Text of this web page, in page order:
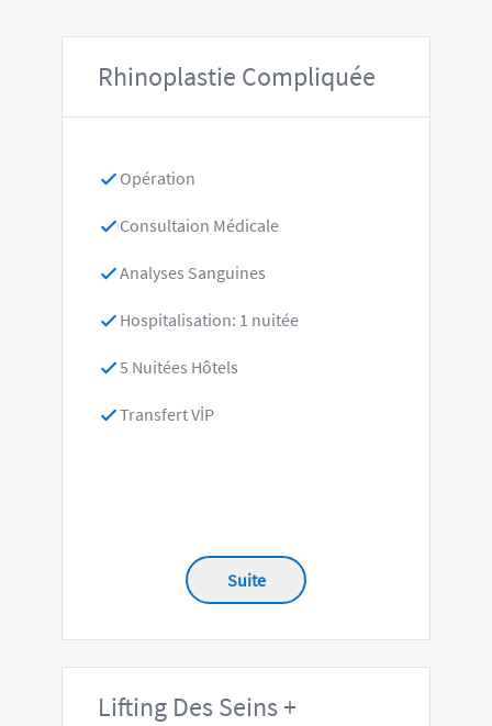
Rhinoplastie Compliquée
Opération
Consultaion Médicale
Analyses Sanguines
Hospitalisation: 1 nuitée
5 Nuitées Hôtels
Transfert VİP
Suite
Lifting Des Seins +